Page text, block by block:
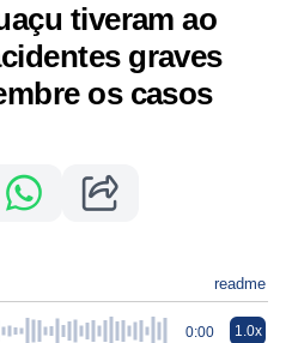
tiveram ao
graves
os casos
readme
0:00 1.0x